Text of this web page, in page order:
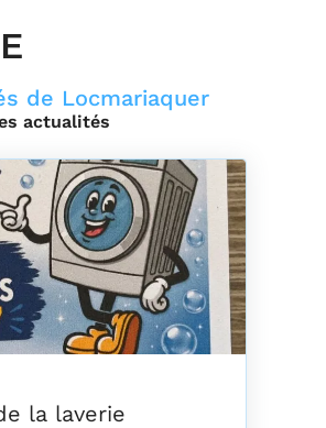
de Locmariaquer
actualités
la laverie